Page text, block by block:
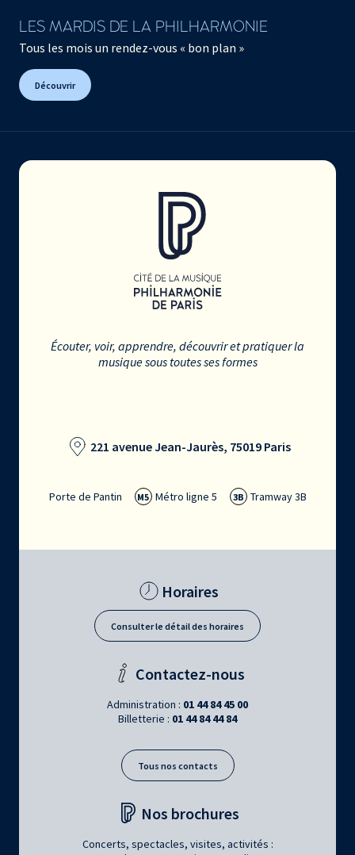
LES MARDIS DE LA PHILHARMONIE
Tous les mois un rendez-vous « bon plan »
Découvrir
Écouter, voir, apprendre, découvrir et pratiquer la
musique sous toutes ses formes
221 avenue Jean-Jaurès, 75019 Paris
Porte de Pantin M5 Métro ligne 5 3B Tramway 3B
Horaires
Consulter le détail des horaires
Contactez-nous
Administration : 01 44 84 45 00
Billetterie : 01 44 84 44 84
Tous nos contacts
Nos brochures
Concerts, spectacles, visites, activités :